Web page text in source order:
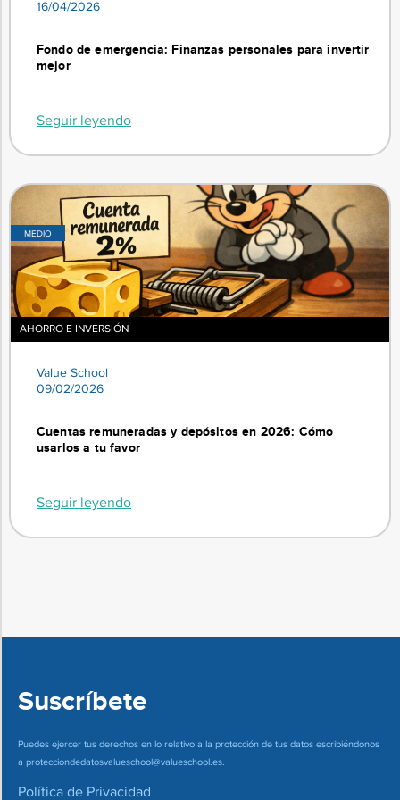
16/04/2026
Fondo de emergencia: Finanzas personales para invertir
mejor
Seguir leyendo
MEDIO
AHORRO E INVERSIÓN
Value School
09/02/2026
Cuentas remuneradas y depósitos en 2026: Cómo
usarlos a tu favor
Seguir leyendo
Suscríbete
Puedes ejercer tus derechos en lo relativo a la protección de tus datos escribiéndonos
a protecciondedatosvalueschool@valueschool.es.
Política de Privacidad